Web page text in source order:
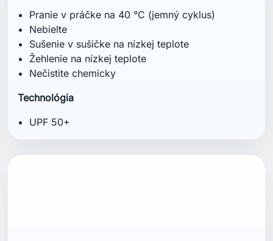
Pranie v práčke na 40 °C (jemný cyklus)
Nebielte
Sušenie v sušičke na nízkej teplote
Žehlenie na nízkej teplote
Nečistite chemicky
Technológia
UPF 50+